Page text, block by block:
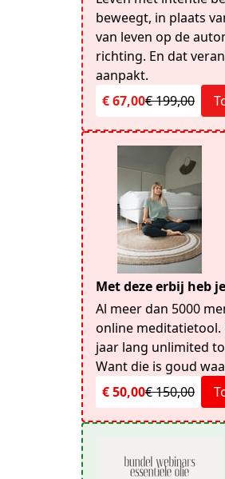
beweegt, in plaats
van leven op de
richting. En dat
aanpakt.
€ 67,00€ 199,00
Met deze erbij heb
Al meer dan 5000
online meditatietool.
jaar lang unlimited
Want die is goud
€ 50,00€ 150,00